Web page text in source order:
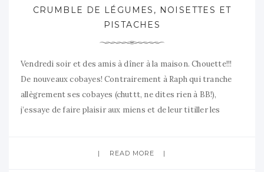
CRUMBLE DE LÉGUMES, NOISETTES ET
PISTACHES
Vendredi soir et des amis à dîner à la maison. Chouette!!!
De nouveaux cobayes! Contrairement à Raph qui tranche
allègrement ses cobayes (chuttt, ne dites rien à BB!),
j’essaye de faire plaisir aux miens et de leur titiller les
READ MORE